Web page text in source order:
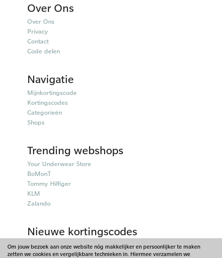
Over Ons
Over Ons
Privacy
Contact
Code delen
Navigatie
Mijnkortingscode
Kortingscodes
Categorieën
Shops
Trending webshops
Your Underwear Store
BoMonT
Tommy Hilfiger
KLM
Zalando
Nieuwe kortingscodes
50plusmobiel kortingscodes
Parfumado kortingscodes
Om jouw bezoek aan onze website nóg makkelijker en persoonlijker te maken
zetten we cookies en vergelijkbare technieken in. Hiermee verzamelen we